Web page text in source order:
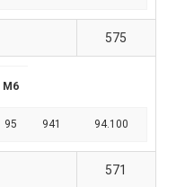
575
M6
95 941 94.100
571